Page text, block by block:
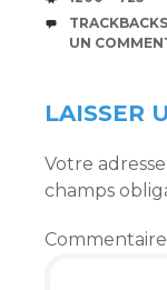
UN
LAISSER
Votre
champs
Commentaire